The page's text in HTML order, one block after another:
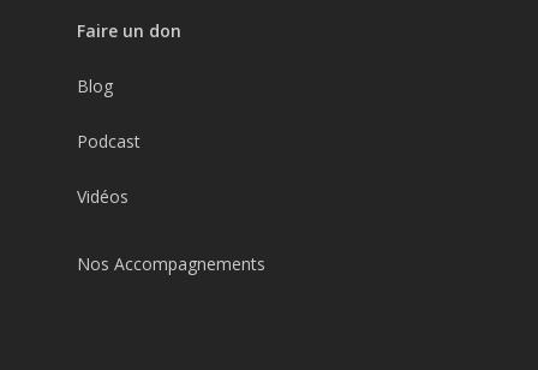
Faire un don
Blog
Podcast
Vidéos
Nos Accompagnements